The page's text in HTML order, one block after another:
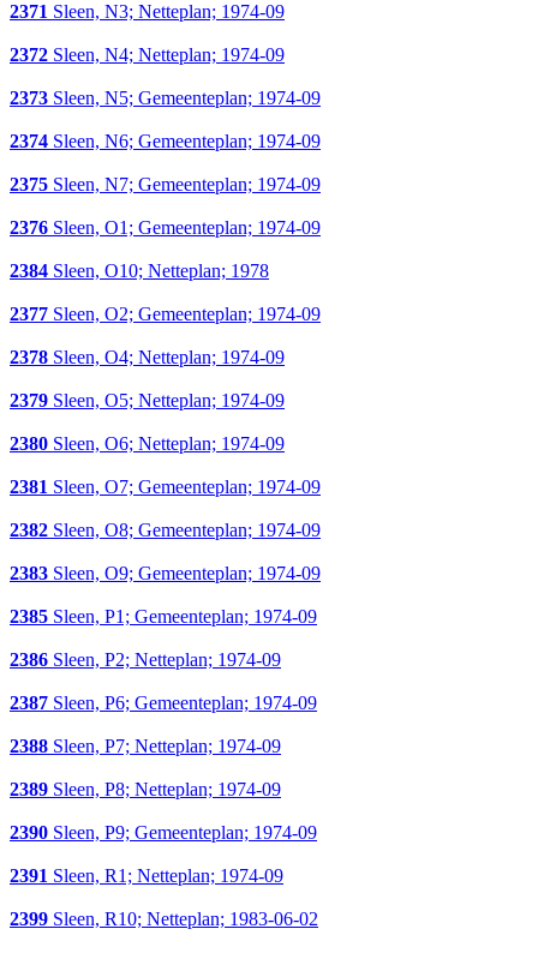
2371 Sleen, N3; Netteplan; 1974-09
2372 Sleen, N4; Netteplan; 1974-09
2373 Sleen, N5; Gemeenteplan; 1974-09
2374 Sleen, N6; Gemeenteplan; 1974-09
2375 Sleen, N7; Gemeenteplan; 1974-09
2376 Sleen, O1; Gemeenteplan; 1974-09
2384 Sleen, O10; Netteplan; 1978
2377 Sleen, O2; Gemeenteplan; 1974-09
2378 Sleen, O4; Netteplan; 1974-09
2379 Sleen, O5; Netteplan; 1974-09
2380 Sleen, O6; Netteplan; 1974-09
2381 Sleen, O7; Gemeenteplan; 1974-09
2382 Sleen, O8; Gemeenteplan; 1974-09
2383 Sleen, O9; Gemeenteplan; 1974-09
2385 Sleen, P1; Gemeenteplan; 1974-09
2386 Sleen, P2; Netteplan; 1974-09
2387 Sleen, P6; Gemeenteplan; 1974-09
2388 Sleen, P7; Netteplan; 1974-09
2389 Sleen, P8; Netteplan; 1974-09
2390 Sleen, P9; Gemeenteplan; 1974-09
2391 Sleen, R1; Netteplan; 1974-09
2399 Sleen, R10; Netteplan; 1983-06-02